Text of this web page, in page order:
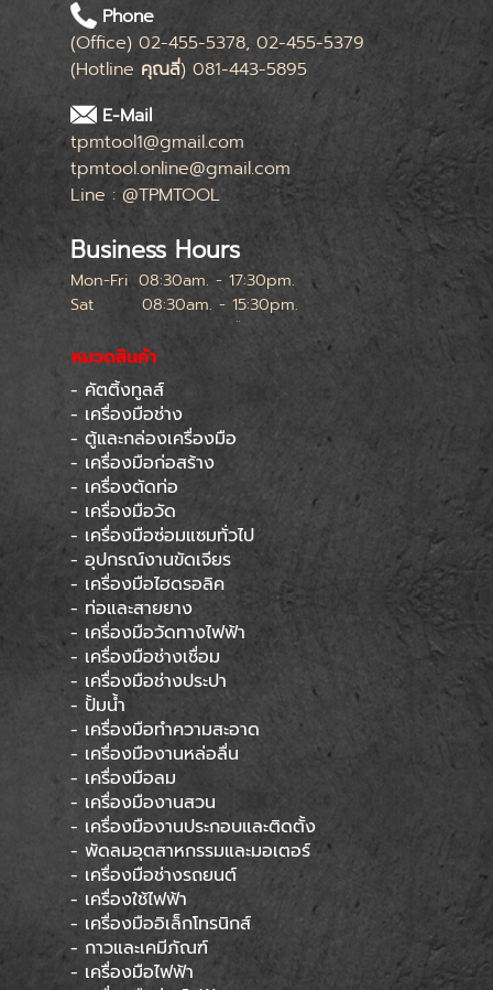
Phone
(Office) 02-455-5378, 02-455-5379
(Hotline คุณลี่) 081-443-5895
E-Mail
tpmtool1@gmail.com
tpmtool.online@gmail.com
Line : @TPMTOOL
Business Hours
Mon-Fri 08:30am. - 17:30pm.
Sat
08:30am. - 15:30pm.
หยุดทุกเสาร์สุดท้ายของเดือน
หมวดสินค้า
- คัตติ้งทูลส์
- เครื่องมือช่าง
- ตู้และกล่องเครื่องมือ
- เครื่องมือก่อสร้าง
- เครื่องตัดท่อ
- เครื่องมือวัด
- เครื่องมือซ่อมแซมทั่วไป
- อุปกรณ์งานขัดเจียร
- เครื่องมือไฮดรอลิค
- ท่อและสายยาง
- เครื่องมือวัดทางไฟฟ้า
- เครื่องมือช่างเชื่อม
- เครื่องมือช่างประปา
- ปั้มน้ำ
- เครื่องมือทำความสะอาด
- เครื่องมืองานหล่อลื่น
- เครื่องมือลม
- เครื่องมืองานสวน
- เครื่องมืองานประกอบและติดตั้ง
- พัดลมอุตสาหกรรมและมอเตอร์
- เครื่องมือช่างรถยนต์
- เครื่องใช้ไฟฟ้า
- เครื่องมืออิเล็กโทรนิกส์
- กาวและเคมีภัณฑ์
- เครื่องมือไฟฟ้า